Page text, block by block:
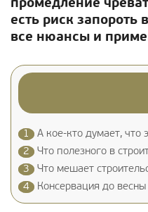
промедление
есть риск
все нюансы и
1
А кое-кто думает, что
2
Что полезного в
3
Что мешает
4
Консервация до весны